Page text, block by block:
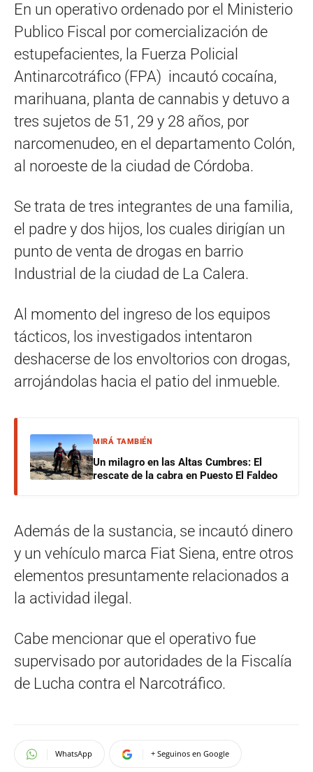
En un operativo ordenado por el Ministerio
Publico Fiscal por comercialización de
estupefacientes, la Fuerza Policial
Antinarcotráfico (FPA) incautó cocaína,
marihuana, planta de cannabis y detuvo a
tres sujetos de 51, 29 y 28 años, por
narcomenudeo, en el departamento Colón,
al noroeste de la ciudad de Córdoba.
Se trata de tres integrantes de una familia,
el padre y dos hijos, los cuales dirigían un
punto de venta de drogas en barrio
Industrial de la ciudad de La Calera.
Al momento del ingreso de los equipos
tácticos, los investigados intentaron
deshacerse de los envoltorios con drogas,
arrojándolas hacia el patio del inmueble.
MIRÁ TAMBIÉN
Un milagro en las Altas Cumbres: El
rescate de la cabra en Puesto El Faldeo
Además de la sustancia, se incautó dinero
y un vehículo marca Fiat Siena, entre otros
elementos presuntamente relacionados a
la actividad ilegal.
Cabe mencionar que el operativo fue
supervisado por autoridades de la Fiscalía
de Lucha contra el Narcotráfico.
WhatsApp + Seguinos en Google